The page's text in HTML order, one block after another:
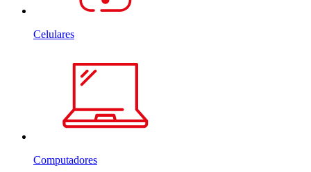
Celulares
Computadores